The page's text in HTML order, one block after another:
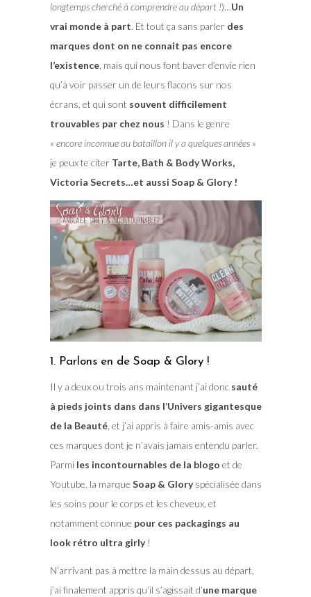
longtemps cherché à comprendre au départ !)…Un
vrai monde à part. Et tout ça sans parler des
marques dont on ne connait pas encore
l’existence, mais qui nous font baver d’envie rien
qu’à voir passer un de leurs flacons sur nos
écrans, et qui sont souvent difficilement
trouvables par chez nous ! Dans le genre
« encore inconnue au bataillon il y a quelques années»
je peux te citerTarte, Bath & Body Works,
Victoria Secrets…et aussi Soap & Glory !
1. Parlons en de Soap & Glory !
Il y a deux ou trois ans maintenant j’ai donc sauté
à pieds joints dans dans l’Univers gigantesque
de la Beauté, et j’ai appris à faire amis-amis avec
ces marques dont je n’avais jamais entendu parler.
Parmiles incontournables de la blogo et de
Youtube, la marque Soap & Gloryspécialisée dans
les soins pour le corps et les cheveux, et
notamment connue pour ces packagings au
look rétro ultra girly!
N’arrivant pas à mettre la main dessus au départ,
j’ai finalement appris qu’il s’agissait d’une marque